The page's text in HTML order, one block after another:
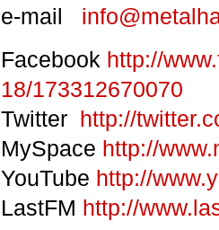
e-mail
Facebook http://
18/173312670070
Twitter
http://
MySpace http://
YouTube http://
LastFM http://